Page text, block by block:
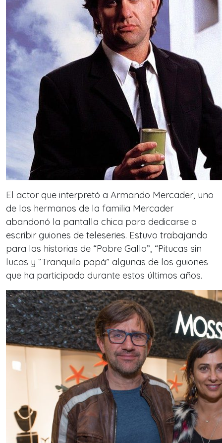
El actor que interpretó a Armando Mercader, uno
de los hermanos de la familia Mercader
abandonó la pantalla chica para dedicarse a
escribir guiones de teleseries. Estuvo trabajando
para las historias de “Pobre Gallo”, “Pitucas sin
lucas y “Tranquilo papá” algunas de los guiones
que ha participado durante estos últimos años.